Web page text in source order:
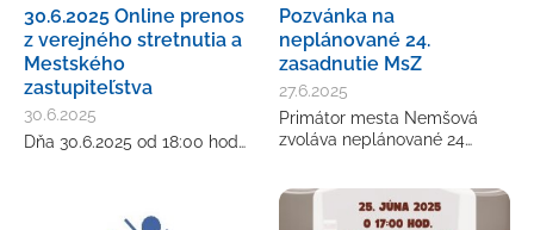
30.6.2025 Online prenos
z verejného stretnutia a
Mestského
zastupiteľstva
30.6.2025
Dňa 30.6.2025 od 18:00 hod…
Pozvánka na
neplánované 24.
zasadnutie MsZ
27.6.2025
Primátor mesta Nemšová
zvoláva neplánované 24…